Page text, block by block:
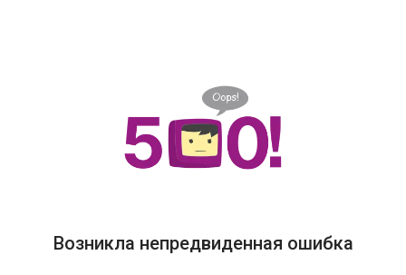
Возникла непредвиденная ошибка